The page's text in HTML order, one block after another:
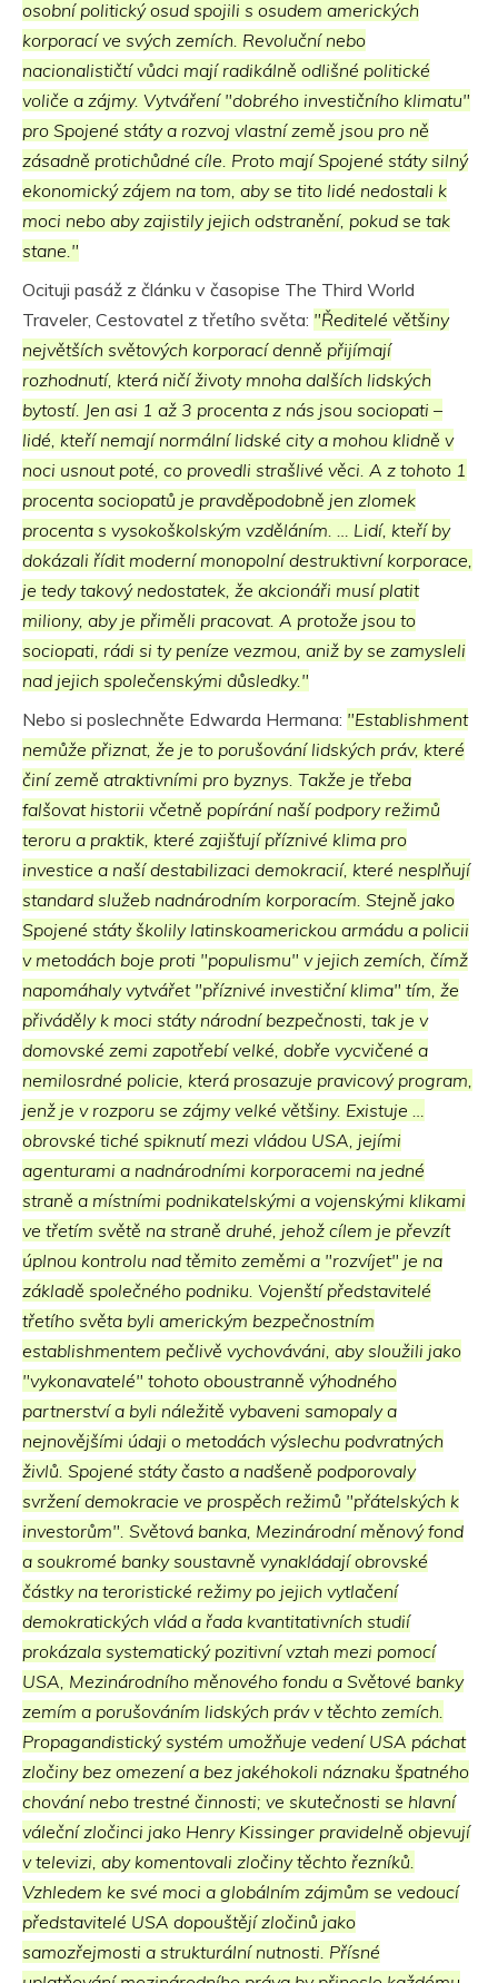
osobní politický osud spojili s osudem amerických
korporací ve svých zemích. Revoluční nebo
nacionalističtí vůdci mají radikálně odlišné politické
voliče a zájmy. Vytváření "dobrého investičního klimatu"
pro Spojené státy a rozvoj vlastní země jsou pro ně
zásadně protichůdné cíle. Proto mají Spojené státy silný
ekonomický zájem na tom, aby se tito lidé nedostali k
moci nebo aby zajistily jejich odstranění, pokud se tak
stane."
Ocituji pasáž z článku v časopise The Third World
Traveler, Cestovatel z třetího světa: "Ředitelé většiny
největších světových korporací denně přijímají
rozhodnutí, která ničí životy mnoha dalších lidských
bytostí. Jen asi 1 až 3 procenta z nás jsou sociopati –
lidé, kteří nemají normální lidské city a mohou klidně v
noci usnout poté, co provedli strašlivé věci. A z tohoto 1
procenta sociopatů je pravděpodobně jen zlomek
procenta s vysokoškolským vzděláním. … Lidí, kteří by
dokázali řídit moderní monopolní destruktivní korporace,
je tedy takový nedostatek, že akcionáři musí platit
miliony, aby je přiměli pracovat. A protože jsou to
sociopati, rádi si ty peníze vezmou, aniž by se zamysleli
nad jejich společenskými důsledky."
Nebo si poslechněte Edwarda Hermana: "Establishment
nemůže přiznat, že je to porušování lidských práv, které
činí země atraktivními pro byznys. Takže je třeba
falšovat historii včetně popírání naší podpory režimů
teroru a praktik, které zajišťují příznivé klima pro
investice a naší destabilizaci demokracií, které nesplňují
standard služeb nadnárodním korporacím. Stejně jako
Spojené státy školily latinskoamerickou armádu a policii
v metodách boje proti "populismu" v jejich zemích, čímž
napomáhaly vytvářet "příznivé investiční klima" tím, že
přiváděly k moci státy národní bezpečnosti, tak je v
domovské zemi zapotřebí velké, dobře vycvičené a
nemilosrdné policie, která prosazuje pravicový program,
jenž je v rozporu se zájmy velké většiny. Existuje …
obrovské tiché spiknutí mezi vládou USA, jejími
agenturami a nadnárodními korporacemi na jedné
straně a místními podnikatelskými a vojenskými klikami
ve třetím světě na straně druhé, jehož cílem je převzít
úplnou kontrolu nad těmito zeměmi a "rozvíjet" je na
základě společného podniku. Vojenští představitelé
třetího světa byli americkým bezpečnostním
establishmentem pečlivě vychováváni, aby sloužili jako
"vykonavatelé" tohoto oboustranně výhodného
partnerství a byli náležitě vybaveni samopaly a
nejnovějšími údaji o metodách výslechu podvratných
živlů. Spojené státy často a nadšeně podporovaly
svržení demokracie ve prospěch režimů "přátelských k
investorům". Světová banka, Mezinárodní měnový fond
a soukromé banky soustavně vynakládají obrovské
částky na teroristické režimy po jejich vytlačení
demokratických vlád a řada kvantitativních studií
prokázala systematický pozitivní vztah mezi pomocí
USA, Mezinárodního měnového fondu a Světové banky
zemím a porušováním lidských práv v těchto zemích.
Propagandistický systém umožňuje vedení USA páchat
zločiny bez omezení a bez jakéhokoli náznaku špatného
chování nebo trestné činnosti; ve skutečnosti se hlavní
váleční zločinci jako Henry Kissinger pravidelně objevují
v televizi, aby komentovali zločiny těchto řezníků.
Vzhledem ke své moci a globálním zájmům se vedoucí
představitelé USA dopouštějí zločinů jako
samozřejmosti a strukturální nutnosti. Přísné